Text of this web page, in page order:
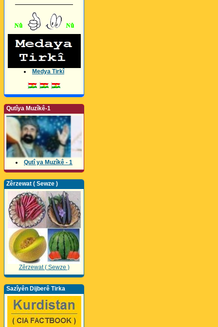
Medya Tirkî
Qutîya Muzîkê-1
Qutî ya Muzîkê - 1
Zêrzewat ( Sewze )
Zêrzewat ( Sewze )
Sazîyên Dijberê Tirka